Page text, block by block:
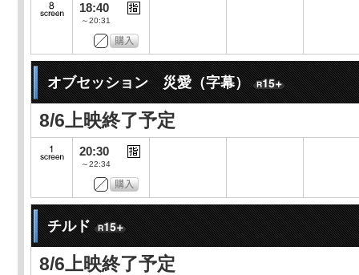
18:40
～20:31
オブセッション 災愛（字幕）
8/6上映終了予定
20:30
～22:34
チルド
8/6上映終了予定